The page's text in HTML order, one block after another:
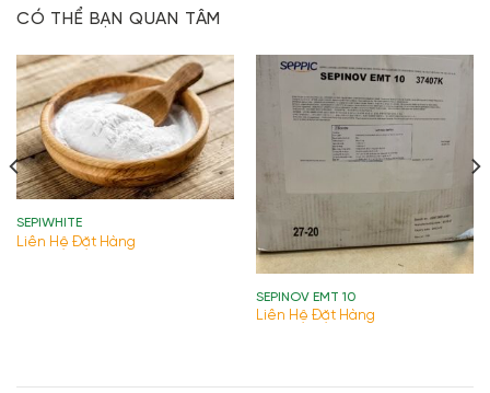
CÓ THỂ BẠN QUAN TÂM
SEPIWHITE
Liên Hệ Đặt Hàng
SEPINOV EMT 10
Liên Hệ Đặt Hàng